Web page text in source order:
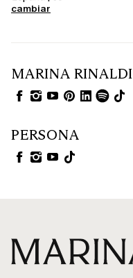
cambiar
MARINA RINALDI
PERSONA